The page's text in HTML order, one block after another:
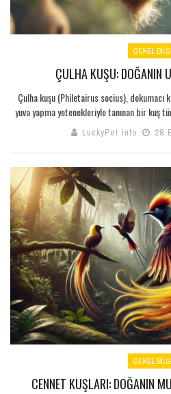
GENEL
ÇULHA KUŞU: DOĞANIN
Çulha kuşu (Philetairus socius), dokumacı
yuva yapma yetenekleriyle tanınan bir kuş
LuckyPet info 28
GENEL
CENNET KUŞLARI: DOĞANIN